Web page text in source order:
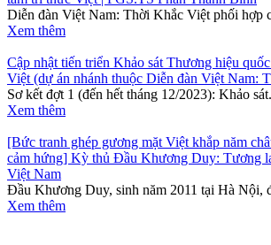
Diễn đàn Việt Nam: Thời Khắc Việt phối hợp
Xem thêm
Cập nhật tiến triển Khảo sát Thương hiệu
Việt (dự án nhánh thuộc Diễn đàn Việt Nam:
Sơ kết đợt 1 (đến hết tháng 12/2023): Khảo
Xem thêm
[Bức tranh ghép gương mặt Việt khắp năm
cảm hứng] Kỳ thủ Đầu Khương Duy: Tương
Việt Nam
Đầu Khương Duy, sinh năm 2011 tại Hà Nội,
Xem thêm